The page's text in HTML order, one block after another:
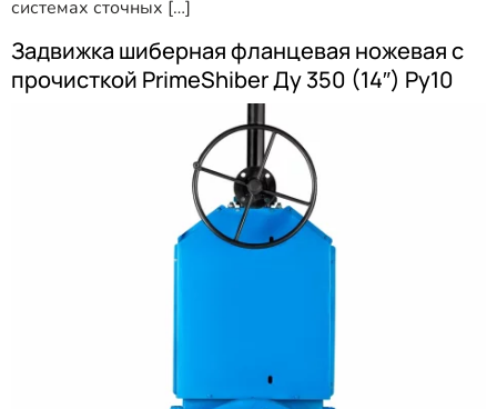
системах сточных […]
Задвижка шиберная фланцевая ножевая с
прочисткой PrimeShiber Ду 350 (14″) Ру10